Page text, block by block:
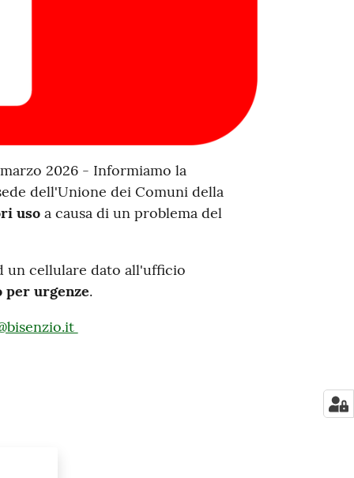
2026 - Informiamo la
dell'Unione dei Comuni della
usoa causa di un problema del
un cellulare dato all'ufficio
per urgenze.